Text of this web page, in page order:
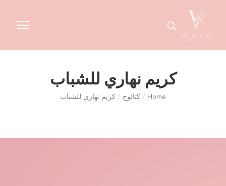
كريم نهاري للشباب
Home
/ كتالوج / كريم نهاري للشباب